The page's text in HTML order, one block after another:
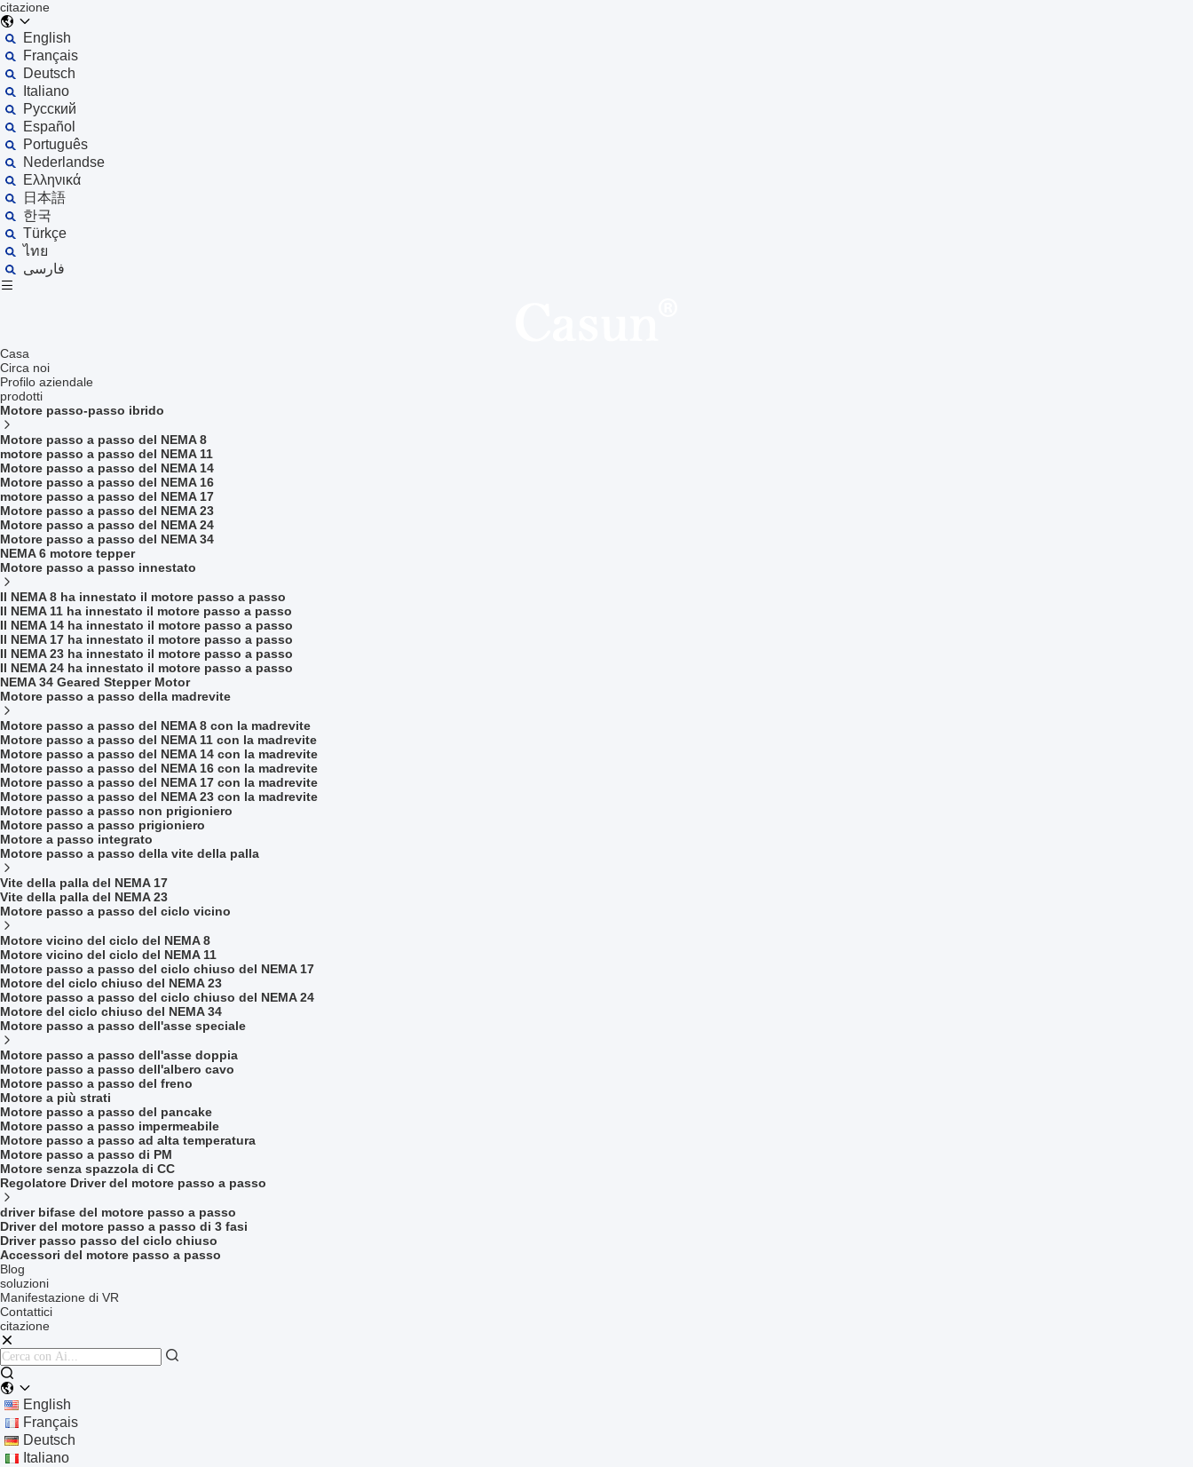
citazione
English
Français
Deutsch
Italiano
Русский
Español
Português
Nederlandse
Ελληνικά
日本語
한국
Türkçe
ไทย
فارسی
Casa
Circa noi
Profilo aziendale
prodotti
Motore passo-passo ibrido
Motore passo a passo del NEMA 8
motore passo a passo del NEMA 11
Motore passo a passo del NEMA 14
Motore passo a passo del NEMA 16
motore passo a passo del NEMA 17
Motore passo a passo del NEMA 23
Motore passo a passo del NEMA 24
Motore passo a passo del NEMA 34
NEMA 6 motore tepper
Motore passo a passo innestato
Il NEMA 8 ha innestato il motore passo a passo
Il NEMA 11 ha innestato il motore passo a passo
Il NEMA 14 ha innestato il motore passo a passo
Il NEMA 17 ha innestato il motore passo a passo
Il NEMA 23 ha innestato il motore passo a passo
Il NEMA 24 ha innestato il motore passo a passo
NEMA 34 Geared Stepper Motor
Motore passo a passo della madrevite
Motore passo a passo del NEMA 8 con la madrevite
Motore passo a passo del NEMA 11 con la madrevite
Motore passo a passo del NEMA 14 con la madrevite
Motore passo a passo del NEMA 16 con la madrevite
Motore passo a passo del NEMA 17 con la madrevite
Motore passo a passo del NEMA 23 con la madrevite
Motore passo a passo non prigioniero
Motore passo a passo prigioniero
Motore a passo integrato
Motore passo a passo della vite della palla
Vite della palla del NEMA 17
Vite della palla del NEMA 23
Motore passo a passo del ciclo vicino
Motore vicino del ciclo del NEMA 8
Motore vicino del ciclo del NEMA 11
Motore passo a passo del ciclo chiuso del NEMA 17
Motore del ciclo chiuso del NEMA 23
Motore passo a passo del ciclo chiuso del NEMA 24
Motore del ciclo chiuso del NEMA 34
Motore passo a passo dell'asse speciale
Motore passo a passo dell'asse doppia
Motore passo a passo dell'albero cavo
Motore passo a passo del freno
Motore a più strati
Motore passo a passo del pancake
Motore passo a passo impermeabile
Motore passo a passo ad alta temperatura
Motore passo a passo di PM
Motore senza spazzola di CC
Regolatore Driver del motore passo a passo
driver bifase del motore passo a passo
Driver del motore passo a passo di 3 fasi
Driver passo passo del ciclo chiuso
Accessori del motore passo a passo
Blog
soluzioni
Manifestazione di VR
Contattici
citazione
English
Français
Deutsch
Italiano